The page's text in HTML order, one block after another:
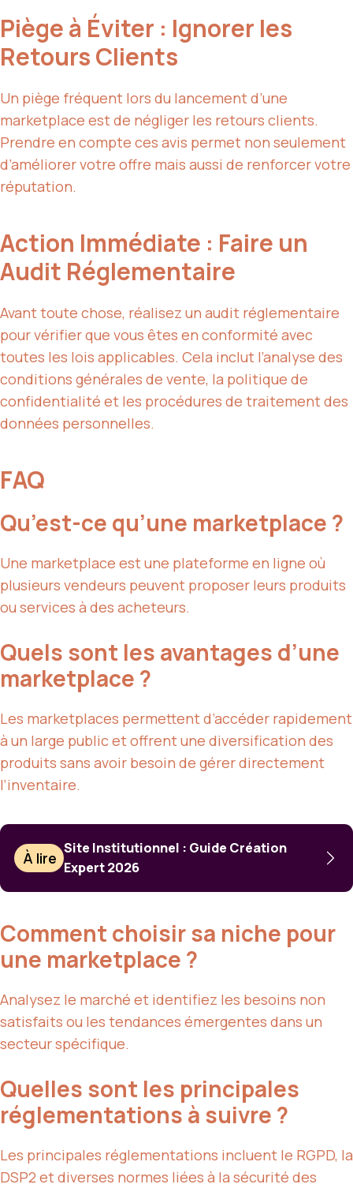
Piège à Éviter : Ignorer les
Retours Clients
Un piège fréquent lors du lancement d’une
marketplace est de négliger les retours clients.
Prendre en compte ces avis permet non seulement
d’améliorer votre offre mais aussi de renforcer votre
réputation.
Action Immédiate : Faire un
Audit Réglementaire
Avant toute chose, réalisez un audit réglementaire
pour vérifier que vous êtes en conformité avec
toutes les lois applicables. Cela inclut l’analyse des
conditions générales de vente, la politique de
confidentialité et les procédures de traitement des
données personnelles.
FAQ
Qu’est-ce qu’une marketplace ?
Une marketplace est une plateforme en ligne où
plusieurs vendeurs peuvent proposer leurs produits
ou services à des acheteurs.
Quels sont les avantages d’une
marketplace ?
Les marketplaces permettent d’accéder rapidement
à un large public et offrent une diversification des
produits sans avoir besoin de gérer directement
l’inventaire.
À lire
Site Institutionnel : Guide Création
Expert 2026
Comment choisir sa niche pour
une marketplace ?
Analysez le marché et identifiez les besoins non
satisfaits ou les tendances émergentes dans un
secteur spécifique.
Quelles sont les principales
réglementations à suivre ?
Les principales réglementations incluent le RGPD, la
DSP2 et diverses normes liées à la sécurité des